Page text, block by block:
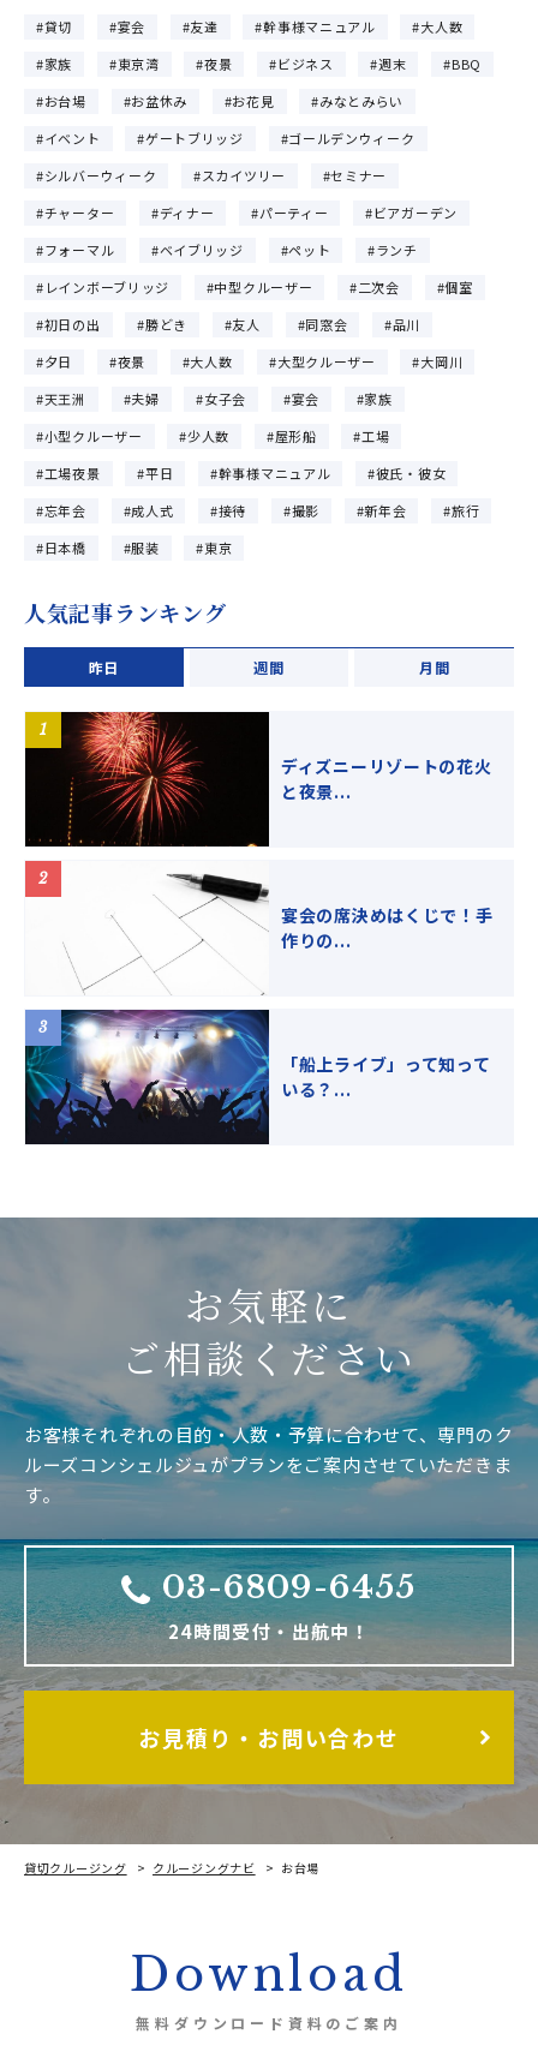
貸切 宴会 友達 幹事様マニュアル
大人数
家族
東京湾 夜景 ビジネス 週末
BBQ
お台場
お盆休み お花見
みなとみらい
イベント
ゲートブリッジ
ゴールデンウィーク
シルバーウィーク
スカイツリー
セミナー
チャーター
ディナー パーティー
ビアガーデン
フォーマル
ベイブリッジ ペット
ランチ
レインボーブリッジ
中型クルーザー 二次会
個室
初日の出
勝どき 友人 同窓会
品川
夕日
夜景 大人数 大型クルーザー
大岡川
天王洲
夫婦 女子会 宴会
家族
小型クルーザー
少人数 屋形船
工場
工場夜景
平日 幹事様マニュアル
彼氏・彼女
忘年会
成人式 接待 撮影 新年会
旅行
日本橋
服装 東京
人気記事ランキング
昨日 週間 月間
ディズニーリゾートの花火
と夜景...
宴会の席決めはくじで！手
作りの...
「船上ライブ」って知って
いる？...
お気軽に
ご相談ください
お客様それぞれの目的・人数・予算に合わせて、専門のク
ルーズコンシェルジュがプランをご案内させていただきま
す。
03-6809-6455
24時間受付・出航中！
お見積り・お問い合わせ
貸切クルージング クルージングナビ お台場
Download
無料ダウンロード資料のご案内